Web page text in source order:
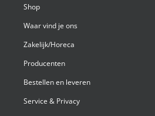
Shop
Waar vind je ons
Zakelijk/Horeca
Producenten
Bestellen en leveren
Service & Privacy